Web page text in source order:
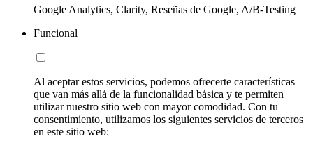
Google Analytics, Clarity, Reseñas de Google, A/B-Testing
Funcional
Al aceptar estos servicios, podemos ofrecerte características
que van más allá de la funcionalidad básica y te permiten
utilizar nuestro sitio web con mayor comodidad. Con tu
consentimiento, utilizamos los siguientes servicios de terceros
en este sitio web: